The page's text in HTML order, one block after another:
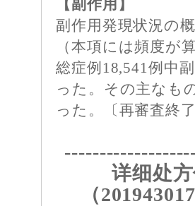
【副作用】
副作用発現状況の
（本項には頻度が
総症例18,541例中
った。その主なも
った。〔再審査終
详细处
（